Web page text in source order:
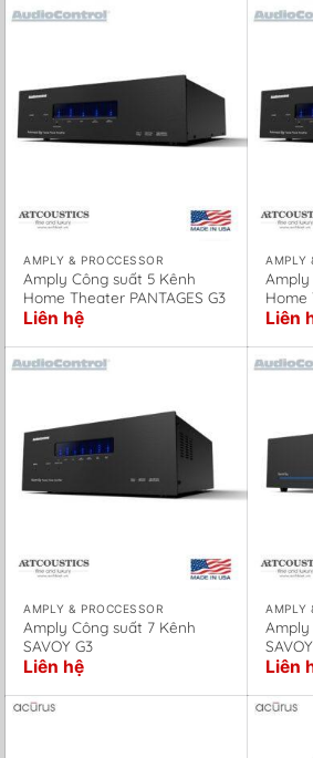
AMPLY & PROCCESSOR
Amply Công suất 5 Kênh
Home Theater PANTAGES G3
Liên hệ
AMPLY
Amply
Home
Liên
AMPLY & PROCCESSOR
Amply Công suất 7 Kênh
SAVOY G3
Liên hệ
AMPLY
Amply
Liên